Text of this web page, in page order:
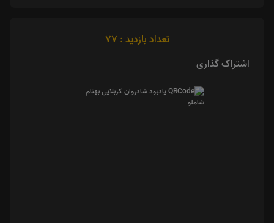
تعداد بازدید : 77
اشتراک گذاری